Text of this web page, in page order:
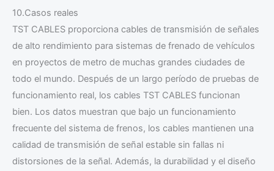
10.Casos reales
TST CABLES proporciona cables de transmisión de señales
de alto rendimiento para sistemas de frenado de vehículos
en proyectos de metro de muchas grandes ciudades de
todo el mundo. Después de un largo período de pruebas de
funcionamiento real, los cables TST CABLES funcionan
bien. Los datos muestran que bajo un funcionamiento
frecuente del sistema de frenos, los cables mantienen una
calidad de transmisión de señal estable sin fallas ni
distorsiones de la señal. Además, la durabilidad y el diseño